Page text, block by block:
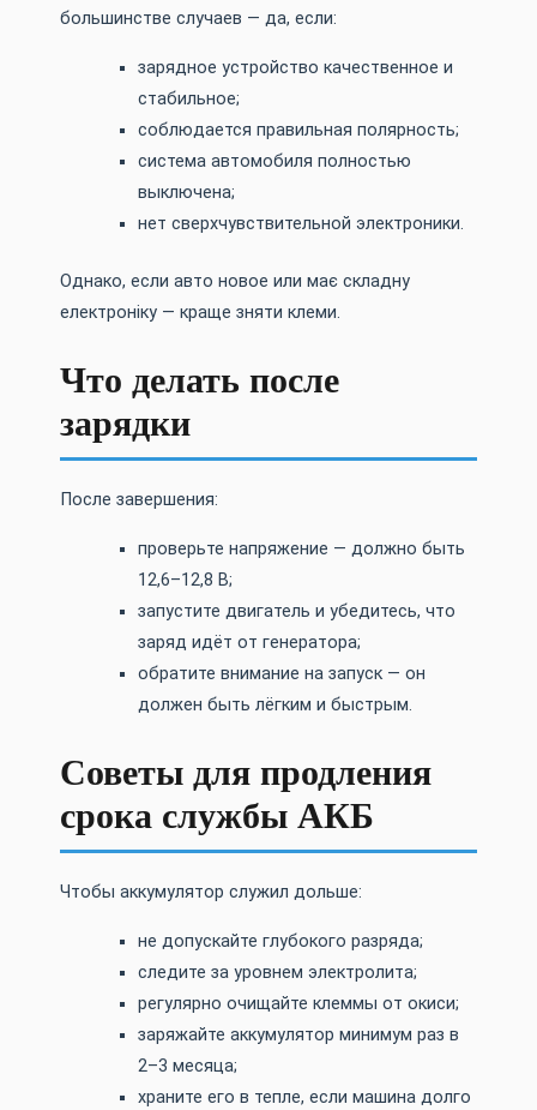
большинстве случаев — да, если:
зарядное устройство качественное и
стабильное;
соблюдается правильная полярность;
система автомобиля полностью
выключена;
нет сверхчувствительной электроники.
Однако, если авто новое или має складну
електроніку — краще зняти клеми.
Что делать после
зарядки
После завершения:
проверьте напряжение — должно быть
12,6–12,8 В;
запустите двигатель и убедитесь, что
заряд идёт от генератора;
обратите внимание на запуск — он
должен быть лёгким и быстрым.
Советы для продления
срока службы АКБ
Чтобы аккумулятор служил дольше:
не допускайте глубокого разряда;
следите за уровнем электролита;
регулярно очищайте клеммы от окиси;
заряжайте аккумулятор минимум раз в
2–3 месяца;
храните его в тепле, если машина долго